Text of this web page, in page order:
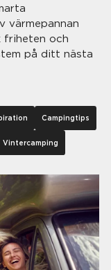
värmepannan
friheten och
på ditt nästa
Campingtips
Vintercamping